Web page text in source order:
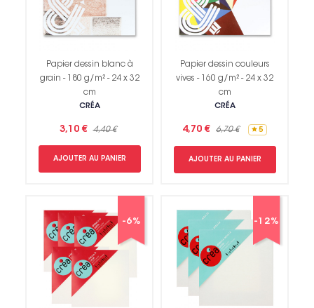
Papier dessin blanc à
grain - 180 g/m² - 24 x 32
cm
CRÉA
3,10 € 4,40 €
AJOUTER AU PANIER
Papier dessin couleurs
vives - 160 g/m² - 24 x 32
cm
CRÉA
4,70 € 6,70 € 5
AJOUTER AU PANIER
-6% -12%